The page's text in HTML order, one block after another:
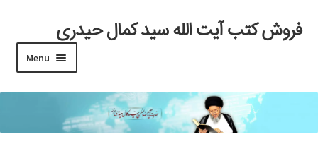
Skip
to
Skip
to
فروش کتب آیت الله سید کمال حیدری
Menu
خانه
#97 (بدون عنوان)